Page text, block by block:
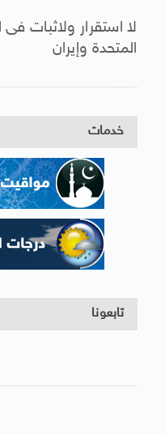
لا استقرار ولاثبات
المتحدة وإيران
خدمات
تابعونا